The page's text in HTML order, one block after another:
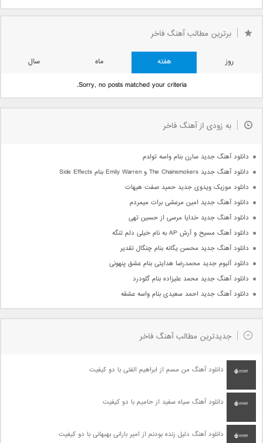
برترین مطالب آهنگ فاخر
روز هفته ماه
سال
Sorry, no posts matched your criteria.
به زودی از آهنگ فاخر
دانلود آهنگ جدید سارن بنام واسه تولدم
دانلود آهنگ جدید The Chainsmokers و Emily Warren بنام Side Effects
دانلود موزیک ویدوی جدید حمید صفت هیهات
دانلود آهنگ جدید امین مرعشی برات میمردم
دانلود آهنگ جدید خدایا مرسی از حسین تهی
دانلود آهنگ مسیح و آرش AP به نام خیلی دلم تنگه
دانلود آهنگ جدید محسن یگانه بنام چنگال تقدیر
دانلود آلبوم جدید محمدرضا هدایتی بنام عشق پنهونی
دانلود آهنگ جدید محمد علیزاده بنام گلودرد
دانلود آهنگ جدید احمد سعیدی بنام واسه عشقه
جدیدترین مطالب آهنگ فاخر
دانلود آهنگ من مسم از ابراهیم الفتی با دو کیفیت
دانلود آهنگ سیاه سفید از حامیم با دو کیفیت
دانلود آهنگ دلیل زنده بودنم از امیر بارانی بهبهانی با دو کیفیت